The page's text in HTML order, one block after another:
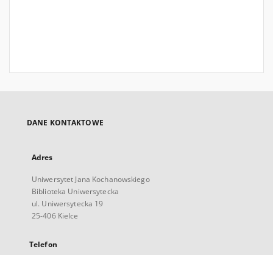
DANE KONTAKTOWE
Adres
Uniwersytet Jana Kochanowskiego
Biblioteka Uniwersytecka
ul. Uniwersytecka 19
25-406 Kielce
Telefon